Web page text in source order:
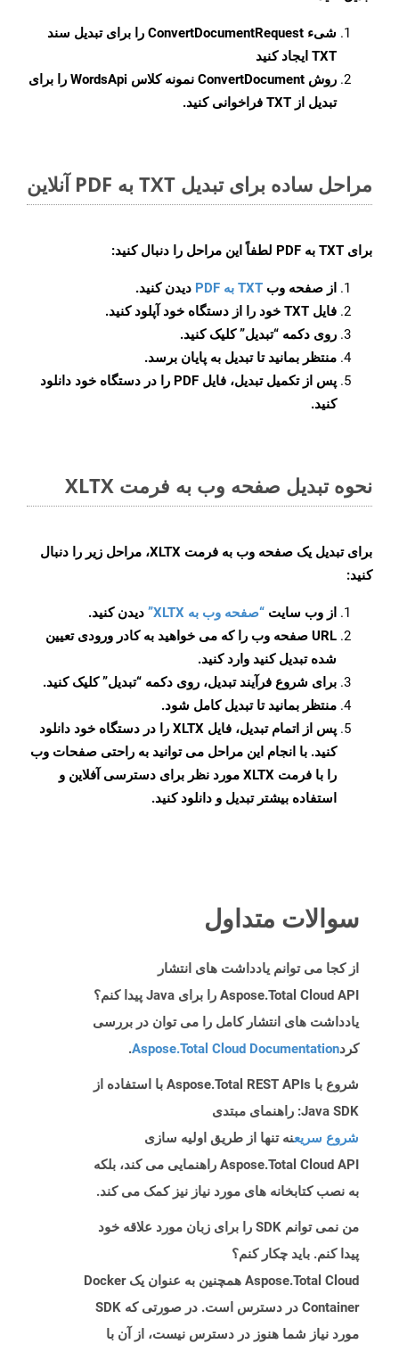
شیء ConvertDocumentRequest را برای تبدیل سند
TXT ایجاد کنید
روش ConvertDocument
نمونه کلاس WordsApi را برای
تبدیل از TXT فراخوانی کنید.
مراحل ساده برای تبدیل TXT به PDF آنلاین
برای TXT به PDF لطفاً این مراحل را دنبال کنید:
از صفحه وب TXT به PDF
دیدن کنید.
فایل TXT خود را از دستگاه خود آپلود کنید.
روی دکمه “تبدیل”کلیک کنید.
منتظر بمانید تا تبدیل به پایان برسد.
پس از تکمیل تبدیل، فایل PDF را در دستگاه خود دانلود
کنید.
نحوه تبدیل صفحه وب به فرمت XLTX
برای تبدیل یک صفحه وب به فرمت XLTX، مراحل زیر را دنبال
کنید:
از وب سایت “صفحه وب به XLTX”
دیدن کنید.
URL صفحه وب را که می خواهید به کادر ورودی تعیین
شده تبدیل کنید وارد کنید.
برای شروع فرآیند تبدیل، روی دکمه “تبدیل” کلیک کنید.
منتظر بمانید تا تبدیل کامل شود.
پس از اتمام تبدیل، فایل XLTX را در دستگاه خود دانلود
کنید. با انجام این مراحل می توانید به راحتی صفحات وب
را با فرمت XLTX مورد نظر برای دسترسی آفلاین و
استفاده بیشتر تبدیل و دانلود کنید.
سوالات متداول
از کجا می توانم یادداشت های انتشار
Aspose.Total Cloud API را برای Java پیدا کنم؟
یادداشت های انتشار کامل را می توان در بررسی
کردAspose.Total Cloud Documentation
.
شروع با Aspose.Total REST APIs با استفاده از
Java SDK: راهنمای مبتدی
شروع سریعنه تنها از طریق اولیه سازی
Aspose.Total Cloud API راهنمایی می کند، بلکه
به نصب کتابخانه های مورد نیاز نیز کمک می کند.
من نمی توانم SDK را برای زبان مورد علاقه خود
پیدا کنم. باید چکار کنم؟
Aspose.Total Cloud همچنین به عنوان یک Docker
Container در دسترس است. در صورتی که SDK
مورد نیاز شما هنوز در دسترس نیست، از آن با